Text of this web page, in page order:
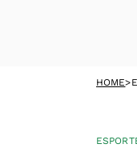
HOME>